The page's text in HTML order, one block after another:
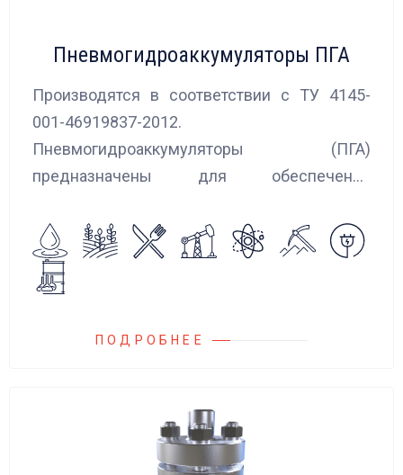
Пневмогидроаккумуляторы ПГА
Производятся в соответствии с ТУ 4145-
001-46919837-2012.
Пневмогидроаккумуляторы (ПГА)
предназначены для обеспечения
колебаний потока жидкости, возникающих в
гидравлических системах.
ПОДРОБНЕЕ